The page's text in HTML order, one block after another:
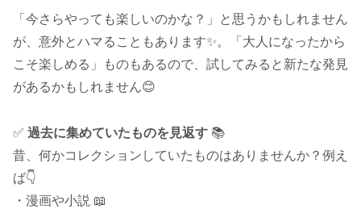
「今さらやっても楽しいのかな？」と思うかもしれません
が、意外とハマることもあります✨。「大人になったから
こそ楽しめる」ものもあるので、試してみると新たな発見
があるかもしれません😊
✅ 過去に集めていたものを見返す 📚
昔、何かコレクションしていたものはありませんか？例え
ば👇
・漫画や小説 📖